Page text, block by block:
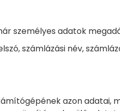
személyes adatok
számlázási név,
azon adatai,